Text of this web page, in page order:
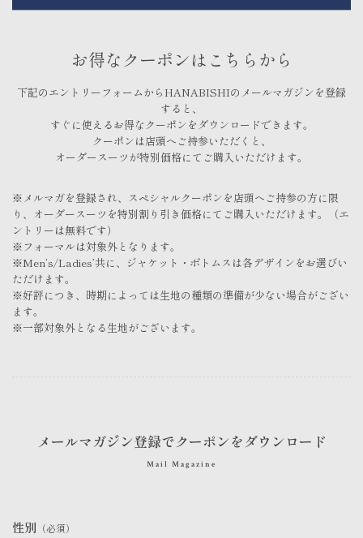
お得なクーポンはこちらから
下記のエントリーフォームからHANABISHIのメールマガジンを登録
すると、
すぐに使えるお得なクーポンをダウンロードできます。
クーポンは店頭へご持参いただくと、
オーダースーツが特別価格にてご購入いただけます。
※メルマガを登録され、スペシャルクーポンを店頭へご持参の方に限
り、オーダースーツを特別割り引き価格にてご購入いただけます。（エ
ントリーは無料です）
※フォーマルは対象外となります。
※Men’s/Ladies’共に、ジャケット・ボトムスは各デザインをお選びい
ただけます。
※好評につき、時期によっては生地の種類の準備が少ない場合がござい
ます。
※一部対象外となる生地がございます。
メールマガジン登録でクーポンをダウンロード
Mail Magazine
性別 （必須）